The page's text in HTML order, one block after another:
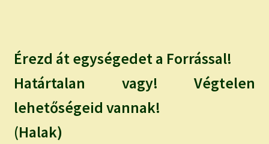
Érezd át egységedet a Forrással!
Határtalan vagy! Végtelen
lehetőségeid vannak!
(Halak)